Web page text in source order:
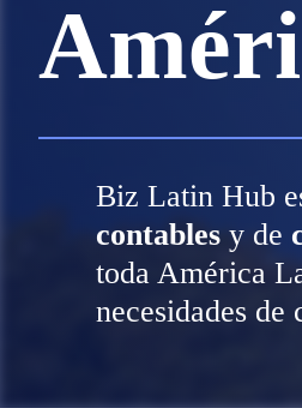
Biz Latin Hub
contables y de
toda América
necesidades de